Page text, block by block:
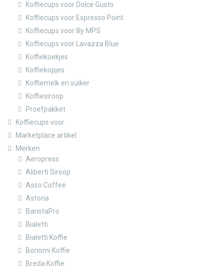
Koffiecups voor Dolce Gusto
Koffiecups voor Espresso Point
Koffiecups voor Illy MPS
Koffiecups voor Lavazza Blue
Koffiekoekjes
Koffiekopjes
Koffiemelk en suiker
Koffiesiroop
Proefpakket
Koffiecups voor
Marketplace artikel
Merken
Aeropress
Aliberti Siroop
Asso Coffee
Astoria
BaristaPro
Bialetti
Bialetti Koffie
Bonomi Koffie
Breda Koffie